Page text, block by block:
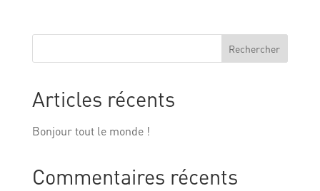
Rechercher
Articles récents
Bonjour tout le monde !
Commentaires récents